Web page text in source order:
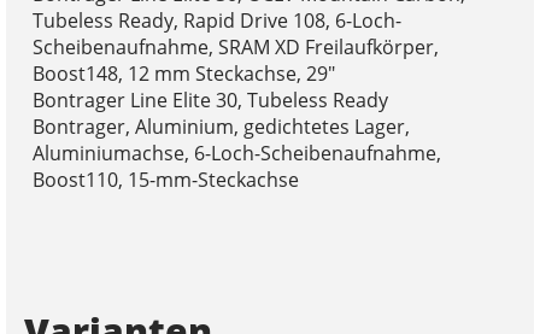
Tubeless Ready, Rapid Drive 108, 6-Loch-
Scheibenaufnahme, SRAM XD Freilaufkörper,
Boost148, 12 mm Steckachse, 29"
Bontrager Line Elite 30, Tubeless Ready
Bontrager, Aluminium, gedichtetes Lager,
Aluminiumachse, 6-Loch-Scheibenaufnahme,
Boost110, 15-mm-Steckachse